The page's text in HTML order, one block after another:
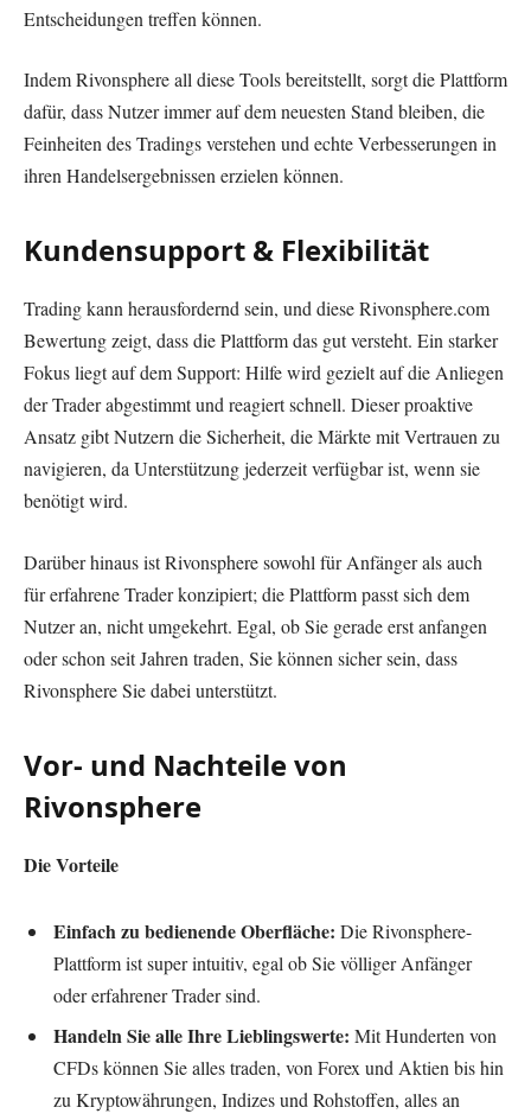
Entscheidungen treffen können.
Indem Rivonsphere all diese Tools bereitstellt, sorgt die Plattform
dafür, dass Nutzer immer auf dem neuesten Stand bleiben, die
Feinheiten des Tradings verstehen und echte Verbesserungen in
ihren Handelsergebnissen erzielen können.
Kundensupport & Flexibilität
Trading kann herausfordernd sein, und diese Rivonsphere.com
Bewertung zeigt, dass die Plattform das gut versteht. Ein starker
Fokus liegt auf dem Support: Hilfe wird gezielt auf die Anliegen
der Trader abgestimmt und reagiert schnell. Dieser proaktive
Ansatz gibt Nutzern die Sicherheit, die Märkte mit Vertrauen zu
navigieren, da Unterstützung jederzeit verfügbar ist, wenn sie
benötigt wird.
Darüber hinaus ist Rivonsphere sowohl für Anfänger als auch
für erfahrene Trader konzipiert; die Plattform passt sich dem
Nutzer an, nicht umgekehrt. Egal, ob Sie gerade erst anfangen
oder schon seit Jahren traden, Sie können sicher sein, dass
Rivonsphere Sie dabei unterstützt.
Vor- und Nachteile von
Rivonsphere
Die Vorteile
Einfach zu bedienende Oberfläche: Die Rivonsphere-
Plattform ist super intuitiv, egal ob Sie völliger Anfänger
oder erfahrener Trader sind.
Handeln Sie alle Ihre Lieblingswerte: Mit Hunderten von
CFDs können Sie alles traden, von Forex und Aktien bis hin
zu Kryptowährungen, Indizes und Rohstoffen, alles an